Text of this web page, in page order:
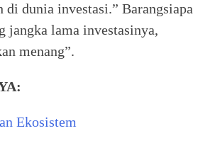
di dunia investasi.” Barangsiapa
jangka lama investasinya,
menang”.
Ekosistem